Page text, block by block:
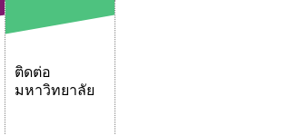
ติดต่อ
มหาวิทยาลัย